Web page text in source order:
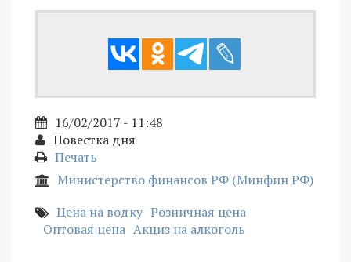
16/02/2017 - 11:48
Повестка дня
Печать
Министерство финансов РФ (Минфин РФ)
Цена на водку Розничная цена
Оптовая цена Акциз на алкоголь